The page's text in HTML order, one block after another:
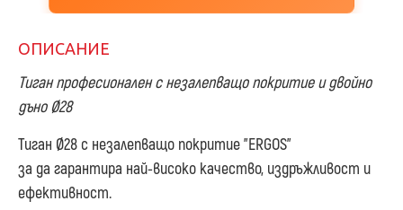
ОПИСАНИЕ
Тиган професионален с незалепващо покритие и двойно
дъно Ø28
Тиган Ø28с незалепващо покритие "ERGOS"
за да гарантира най-високо качество, издръжливост и
ефективност.